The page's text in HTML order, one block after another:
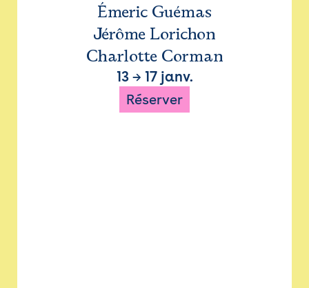
Émeric Guémas
Jérôme Lorichon
Charlotte Corman
13→ 17 janv.
Réserver